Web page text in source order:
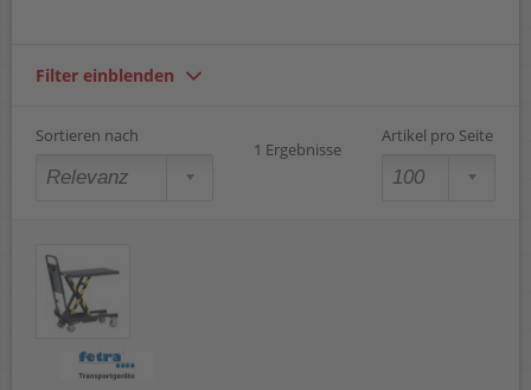
Filter einblenden
Sortieren nach
1 Ergebnisse
Artikel pro Seite